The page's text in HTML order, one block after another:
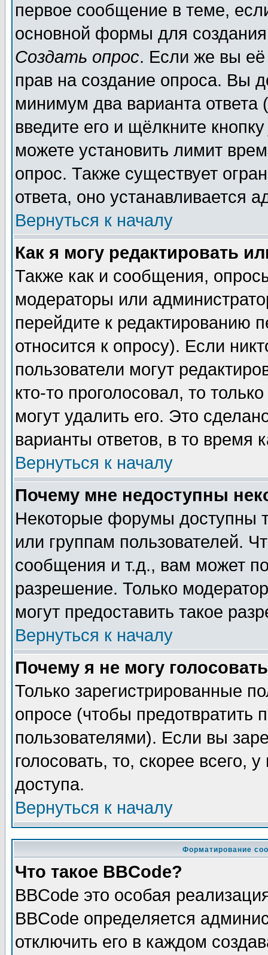
первое сообщение в теме,
основной формы для
Создать опрос. Если же вы её
прав на создание опроса. Вы
минимум два варианта ответа
введите его и щёлкните
можете установить лимит
опрос. Также существует
ответа, оно устанавливается
Вернуться к началу
Как я могу редактировать
Также как и сообщения,
модераторы или
перейдите к редактированию
относится к опросу). Если
пользователи могут
кто-то проголосовал, то
могут удалить его. Это
варианты ответов, в то время
Вернуться к началу
Почему мне недоступны
Некоторые форумы доступны
или группам пользователей.
сообщения и т.д., вам может
разрешение. Только
могут предоставить такое
Вернуться к началу
Почему я не могу
Только зарегистрированные
опросе (чтобы предотвратить
пользователями). Если вы
голосовать, то, скорее всего,
доступа.
Вернуться к началу
Форматирование
Что такое BBCode?
BBCode это особая
BBCode определяется
отключить его в каждом